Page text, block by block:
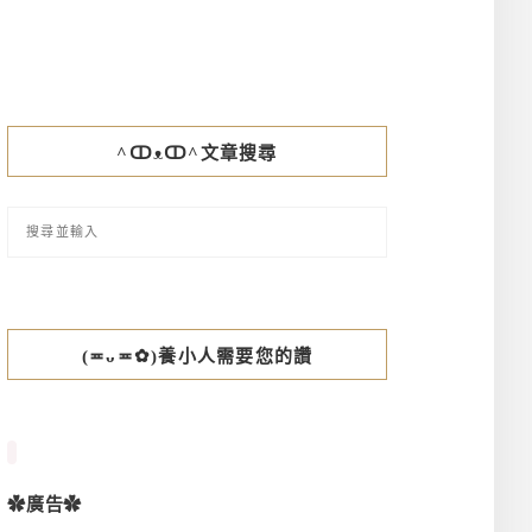
^ↀᴥↀ^文章搜尋
(≖ᴗ≖✿)養小人需要您的讚
✿廣告✿